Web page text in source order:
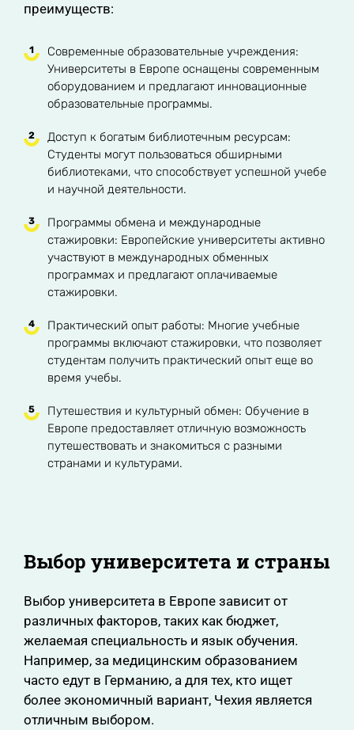
преимуществ:
Современные образовательные учреждения:
Университеты в Европе оснащены современным
оборудованием и предлагают инновационные
образовательные программы.
Доступ к богатым библиотечным ресурсам:
Студенты могут пользоваться обширными
библиотеками, что способствует успешной учебе
и научной деятельности.
Программы обмена и международные
стажировки: Европейские университеты активно
участвуют в международных обменных
программах и предлагают оплачиваемые
стажировки.
Практический опыт работы: Многие учебные
программы включают стажировки, что позволяет
студентам получить практический опыт еще во
время учебы.
Путешествия и культурный обмен: Обучение в
Европе предоставляет отличную возможность
путешествовать и знакомиться с разными
странами и культурами.
Выбор университета и страны
Выбор университета в Европе зависит от
различных факторов, таких как бюджет,
желаемая специальность и язык обучения.
Например, за медицинским образованием
часто едут в Германию, а для тех, кто ищет
более экономичный вариант, Чехия является
отличным выбором.